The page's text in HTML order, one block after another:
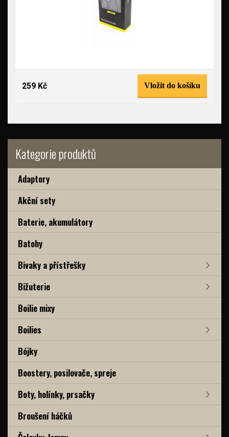
Kategorie produktů
Adaptory
Akční sety
Baterie, akumulátory
Batohy
Bivaky a přístřešky
Bižuterie
Boilie mixy
Boilies
Bójky
Boostery, posilovače, spreje
Boty, holínky, prsačky
Broušení háčků
259 Kč Vložit do košíku